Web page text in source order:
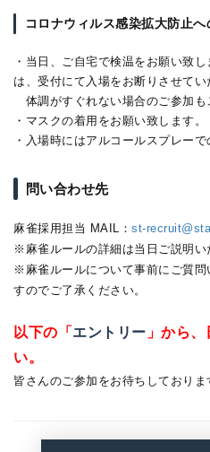
コロナウィルス感染拡大防止
・当日、ご自宅で検温をお願い致
は、受付にて入場をお断りさせてい
体調がすぐれない場合のご参加も
・マスクの着用をお願い致します。
・入場時にはアルコールスプレー
問い合わせ先
麻雀採用担当 MAIL： st-
※麻雀ルールの詳細は当日ご説明い
※麻雀ルールについて事前にご質問
すのでご了承ください。
以下の「 エントリー 」から
い。
皆さんのご参加をお待ちしておりま